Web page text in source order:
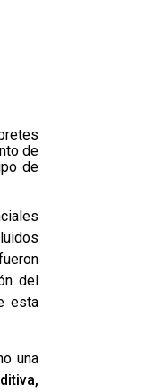
de
de
del
esta
una